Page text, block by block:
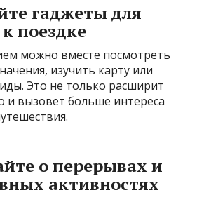
гаджеты для
поездке
можно вместе посмотреть
изучить карту или
Это не только расширит
и вызовет больше интереса
о перерывах и
активностях